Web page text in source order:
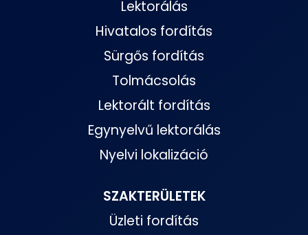
Lektorálás
Hivatalos fordítás
Sürgős fordítás
Tolmácsolás
Lektorált fordítás
Egynyelvű lektorálás
Nyelvi lokalizáció
SZAKTERÜLETEK
Üzleti fordítás